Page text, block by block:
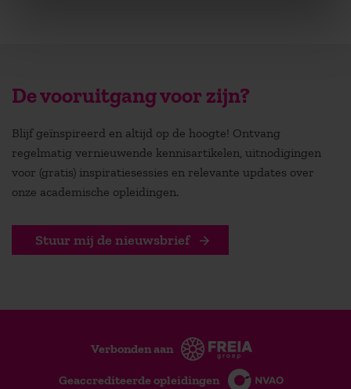
De vooruitgang voor zijn?
Blijf geïnspireerd en altijd op de hoogte! Ontvang
regelmatig vernieuwende kennisartikelen, uitnodigingen
voor (gratis) inspiratiesessies en relevante updates over
onze academische opleidingen.
Stuur mij de nieuwsbrief
Verbonden aan
Geaccrediteerde opleidingen